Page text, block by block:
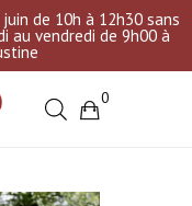
de 10h à 12h30 sans
au vendredi de 9h00 à
0